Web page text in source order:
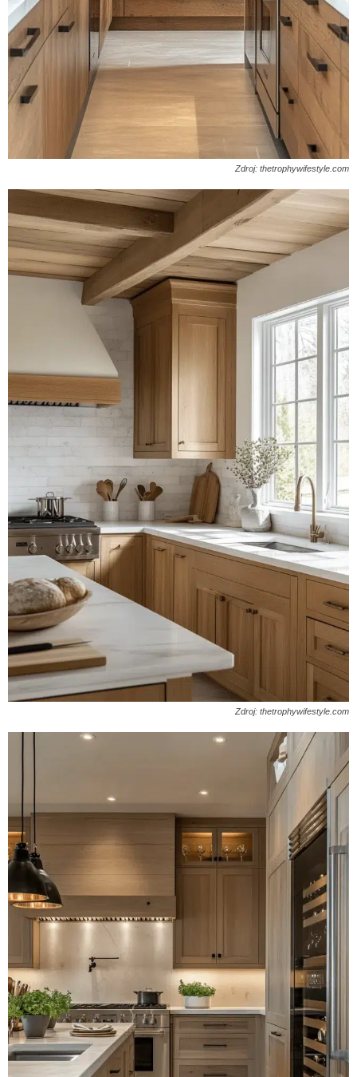
Zdroj: thetrophywifestyle.com
Zdroj: thetrophywifestyle.com